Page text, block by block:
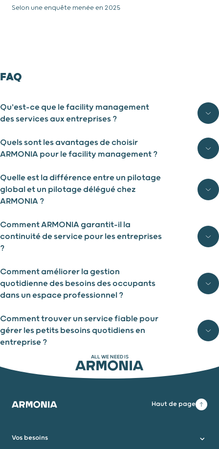
Selon une enquête menée en 2025
FAQ
Qu'est-ce que le facility management
des services aux entreprises ?
Quels sont les avantages de choisir
ARMONIA pour le facility management ?
Quelle est la différence entre un pilotage
global et un pilotage délégué chez
ARMONIA ?
Comment ARMONIA garantit-il la
continuité de service pour les entreprises
?
Comment améliorer la gestion
quotidienne des besoins des occupants
dans un espace professionnel ?
Comment trouver un service fiable pour
gérer les petits besoins quotidiens en
entreprise ?
ALL WE NEED IS
ARMONIA
Armonia Haut de page
Vos besoins